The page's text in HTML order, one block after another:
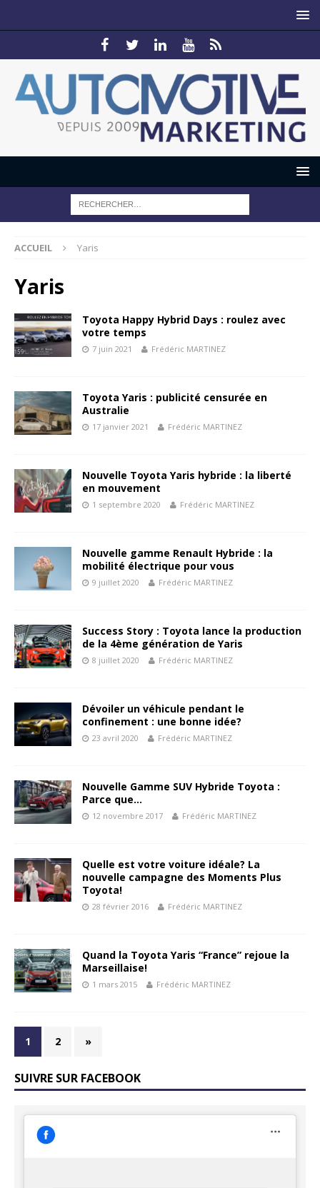
ACCUEIL Yaris
Yaris
Toyota Happy Hybrid Days : roulez avec
votre temps
7 juin 2021 Frédéric MARTINEZ
Toyota Yaris : publicité censurée en
Australie
17 janvier 2021 Frédéric MARTINEZ
Nouvelle Toyota Yaris hybride : la liberté
en mouvement
1 septembre 2020 Frédéric MARTINEZ
Nouvelle gamme Renault Hybride : la
mobilité électrique pour vous
9 juillet 2020 Frédéric MARTINEZ
Success Story : Toyota lance la production
de la 4ème génération de Yaris
8 juillet 2020 Frédéric MARTINEZ
Dévoiler un véhicule pendant le
confinement : une bonne idée?
23 avril 2020 Frédéric MARTINEZ
Nouvelle Gamme SUV Hybride Toyota :
Parce que…
12 novembre 2017 Frédéric MARTINEZ
Quelle est votre voiture idéale? La
nouvelle campagne des Moments Plus
Toyota!
28 février 2016 Frédéric MARTINEZ
Quand la Toyota Yaris “France” rejoue la
Marseillaise!
1 mars 2015 Frédéric MARTINEZ
1 2 »
SUIVRE SUR FACEBOOK